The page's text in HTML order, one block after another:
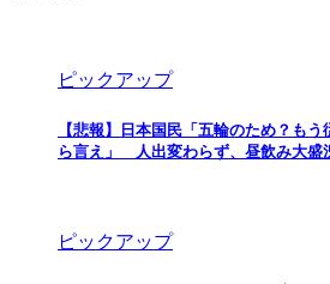
ピックアップ
【悲報】日本国民「五輪のため？も
ら言え」 人出変わらず、昼飲み大盛
ピックアップ